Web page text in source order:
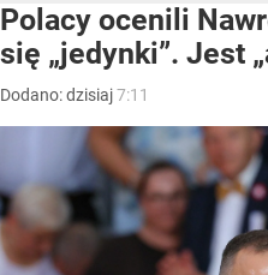
Polacy ocenili
się „jedynki”. Jest
Dodano:dzisiaj7:11